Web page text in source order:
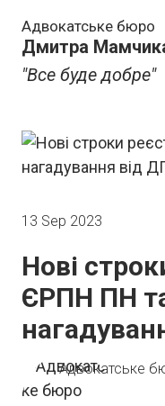
Адвокатське бюро
Дмитра
"Все буде добре"
13 Sep 2023
Нові
ЄРПН ПН
Адвокатське